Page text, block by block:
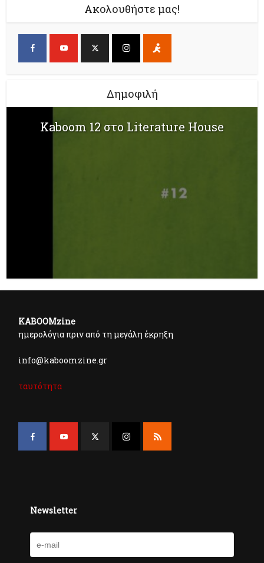
Ακολουθήστε μας!
Δημοφιλή
Kaboom 12 στο Literature House
KABOOMzine
ημερολόγια πριν από τη μεγάλη έκρηξη
info@kaboomzine.gr
ταυτότητα
Newsletter